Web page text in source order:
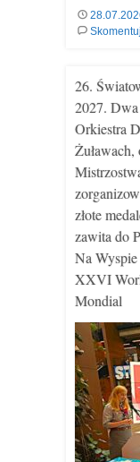
Skomentuj
26.
2027.
Orkiestra
Żuławach,
złote
zawita do
Na
XXVI
Mondial